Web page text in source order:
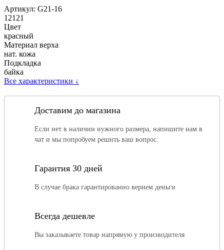
Артикул: G21-16
12121
Цвет
красный
Материал верха
нат. кожа
Подкладка
байка
Все характеристики ↓
Доставим до магазина
Если нет в наличии нужного размера, напишите нам в
чат и мы попробуем решить ваш вопрос.
Гарантия 30 дней
В случае брака гарантированно вернем деньги
Всегда дешевле
Вы заказываете товар напрямую у производителя